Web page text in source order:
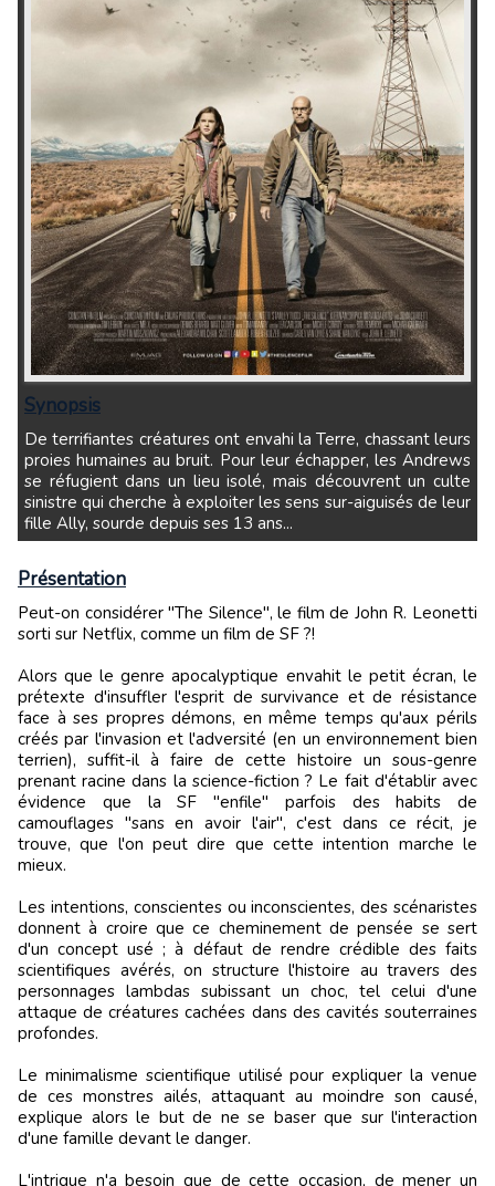
Synopsis
De terrifiantes créatures ont envahi la Terre, chassant leurs
proies humaines au bruit. Pour leur échapper, les Andrews
se réfugient dans un lieu isolé, mais découvrent un culte
sinistre qui cherche à exploiter les sens sur-aiguisés de leur
fille Ally, sourde depuis ses 13 ans...
Présentation
Peut-on considérer "The Silence", le film de John R. Leonetti
sorti sur Netflix, comme un film de SF ?!
Alors que le genre apocalyptique envahit le petit écran, le
prétexte d'insuffler l'esprit de survivance et de résistance
face à ses propres démons, en même temps qu'aux périls
créés par l'invasion et l'adversité (en un environnement bien
terrien), suffit-il à faire de cette histoire un sous-genre
prenant racine dans la science-fiction ? Le fait d'établir avec
évidence que la SF "enfile" parfois des habits de
camouflages "sans en avoir l'air", c'est dans ce récit, je
trouve, que l'on peut dire que cette intention marche le
mieux.
Les intentions, conscientes ou inconscientes, des scénaristes
donnent à croire que ce cheminement de pensée se sert
d'un concept usé ; à défaut de rendre crédible des faits
scientifiques avérés, on structure l'histoire au travers des
personnages lambdas subissant un choc, tel celui d'une
attaque de créatures cachées dans des cavités souterraines
profondes.
Le minimalisme scientifique utilisé pour expliquer la venue
de ces monstres ailés, attaquant au moindre son causé,
explique alors le but de ne se baser que sur l'interaction
d'une famille devant le danger.
L'intrigue n'a besoin que de cette occasion, de mener un